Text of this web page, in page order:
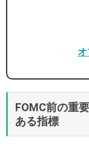
FOMC前の重
ある指標